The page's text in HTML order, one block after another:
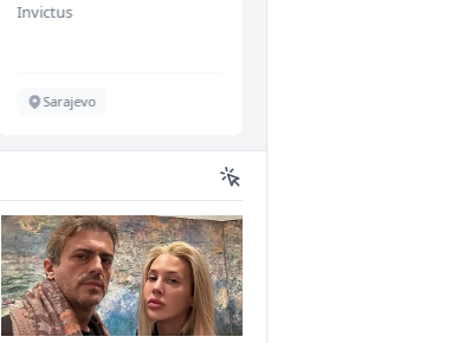
Invictus
Sarajevo